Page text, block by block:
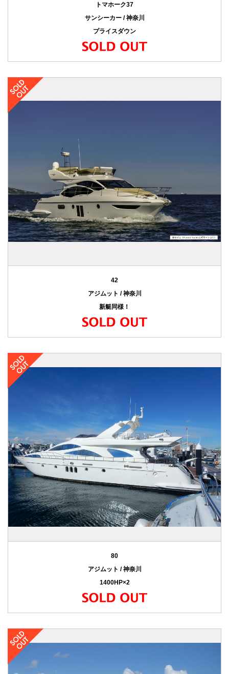
トマホーク37
サンシーカー / 神奈川
プライスダウン
42
アジムット / 神奈川
新艇同様！
80
アジムット / 神奈川
1400HP×2